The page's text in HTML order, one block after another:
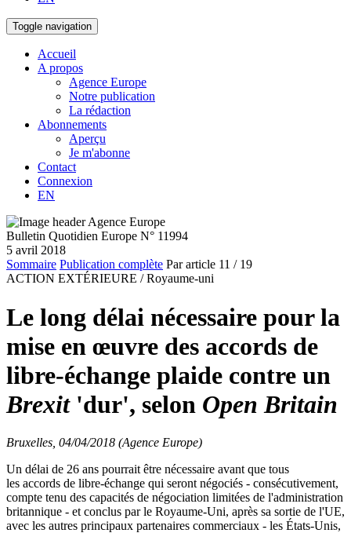
Toggle navigation
Accueil
A propos
Agence Europe
Notre publication
La rédaction
Abonnements
Aperçu
Je m'abonne
Contact
Connexion
EN
Bulletin Quotidien Europe N° 11994
5 avril 2018
Sommaire Publication complète Par article 11 / 19
ACTION EXTÉRIEURE / Royaume-uni
Le long délai nécessaire pour la
mise en œuvre des accords de
libre-échange plaide contre un
Brexit'dur', selon Open Britain
Bruxelles, 04/04/2018 (Agence Europe)
Un délai de 26 ans pourrait être nécessaire avant que tous
les accords de libre-échange qui seront négociés - consécutivement,
compte tenu des capacités de négociation limitées de l'administration
britannique - et conclus par le Royaume-Uni, après sa sortie de l'UE,
avec les autres principaux partenaires commerciaux - les États-Unis,